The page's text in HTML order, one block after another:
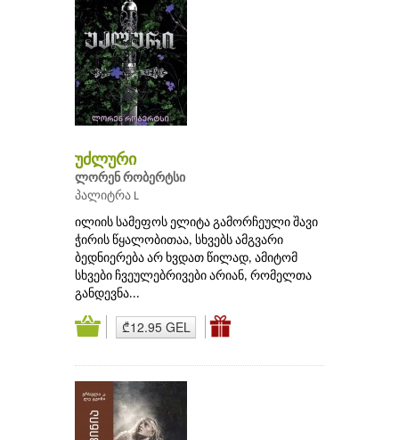
უძლური
ლორენ რობერტსი
პალიტრა L
ილიის სამეფოს ელიტა გამორჩეული შავი
ჭირის წყალობითაა, სხვებს ამგვარი
ბედნიერება არ ხვდათ წილად, ამიტომ
სხვები ჩვეულებრივები არიან, რომელთა
განდევნა...
₾12.95 GEL